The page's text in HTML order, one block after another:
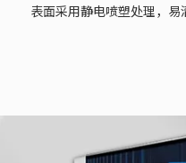
表面采用静电喷塑处理，易